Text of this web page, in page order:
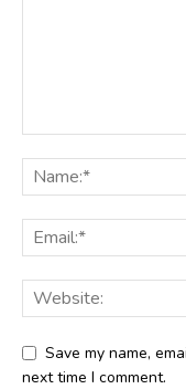
Save my name,
next time I comment.